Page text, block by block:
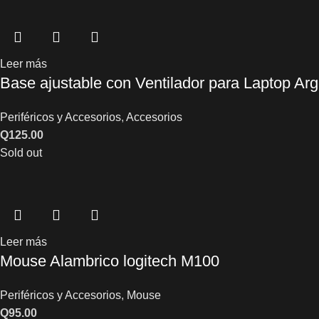
Leer más
Base ajustable con Ventilador para Laptop
Periféricos y Accesorios, Accesorios
Q125.00
Sold out
Leer más
Mouse Alambrico logitech M100
Periféricos y Accesorios, Mouse
Q95.00